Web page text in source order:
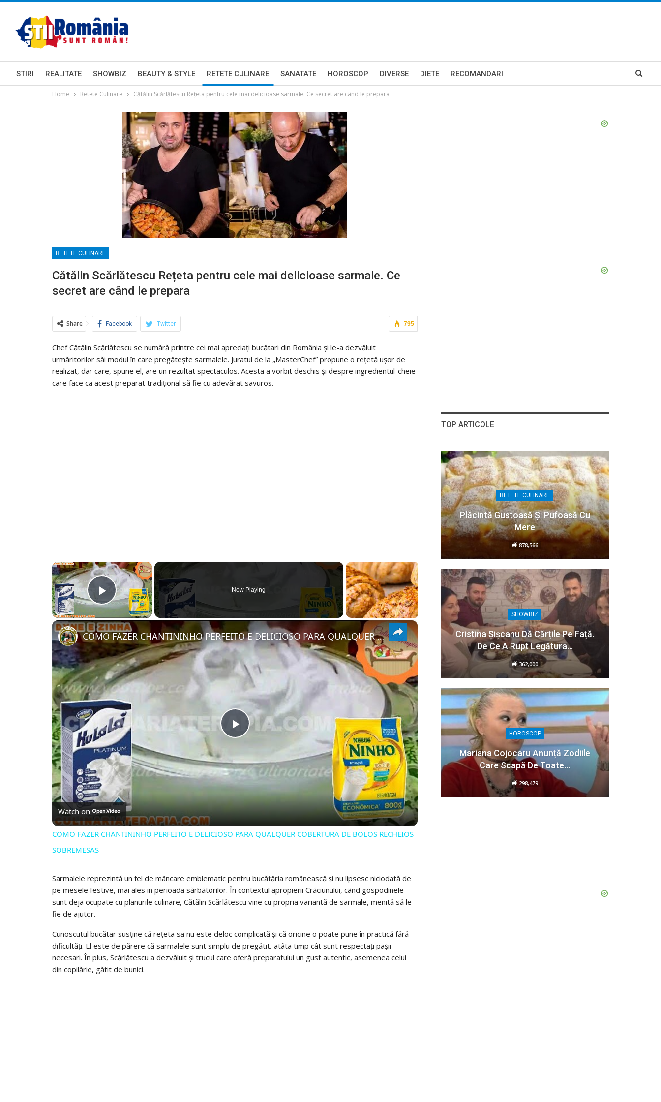
STIRI REALITATE SHOWBIZ BEAUTY & STYLE RETETE CULINARE SANATATE HOROSCOP DIVERSE DIETE RECOMANDARI
Home Retete Culinare Cătălin Scărlătescu Rețeta pentru cele mai delicioase sarmale. Ce secret are când le prepara
RETETE CULINARE
Cătălin Scărlătescu Rețeta pentru cele mai delicioase sarmale. Ce
secret are când le prepara
795
Share Facebook Twitter
Chef Cătălin Scărlătescu se numără printre cei mai apreciați bucătari din România și le-a dezvăluit
urmăritorilor săi modul în care pregătește sarmalele. Juratul de la „MasterChef” propune o rețetă ușor de
realizat, dar care, spune el, are un rezultat spectaculos. Acesta a vorbit deschis și despre ingredientul-cheie
care face ca acest preparat tradițional să fie cu adevărat savuros.
×
PLAY
VIDEO
Now Playing
×
PLAY
VIDEO
COMO FAZER CHANTININHO PERFEITO E DELICIOSO PARA QUALQUER COBERTURA DE BOLOS RECHEIOS SOBREMESAS
Watch on
COMO FAZER CHANTININHO PERFEITO E DELICIOSO PARA QUALQUER COBERTURA DE BOLOS RECHEIOS
SOBREMESAS
Sarmalele reprezintă un fel de mâncare emblematic pentru bucătăria românească și nu lipsesc niciodată de
pe mesele festive, mai ales în perioada sărbătorilor. În contextul apropierii Crăciunului, când gospodinele
sunt deja ocupate cu planurile culinare, Cătălin Scărlătescu vine cu propria variantă de sarmale, menită să le
fie de ajutor.
Cunoscutul bucătar susține că rețeta sa nu este deloc complicată și că oricine o poate pune în practică fără
dificultăți. El este de părere că sarmalele sunt simplu de pregătit, atâta timp cât sunt respectați pașii
necesari. În plus, Scărlătescu a dezvăluit și trucul care oferă preparatului un gust autentic, asemenea celui
din copilărie, gătit de bunici.
TOP ARTICOLE
RETETE CULINARE
Plăcintă Gustoasă Și Pufoasă Cu
Mere
878,566
SHOWBIZ
Cristina Șișcanu Dă Cărțile Pe Față.
De Ce A Rupt Legătura…
362,000
HOROSCOP
Mariana Cojocaru Anunță Zodiile
Care Scapă De Toate…
298,479